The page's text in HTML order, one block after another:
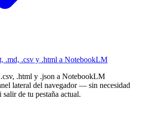
.md, .csv y .html a NotebookLM
.html y .json a NotebookLM
lateral del navegador — sin necesidad
de tu pestaña actual.